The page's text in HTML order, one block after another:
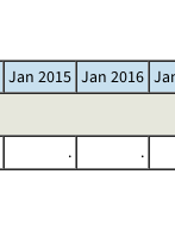
Jan 2015 Jan 2016
. .